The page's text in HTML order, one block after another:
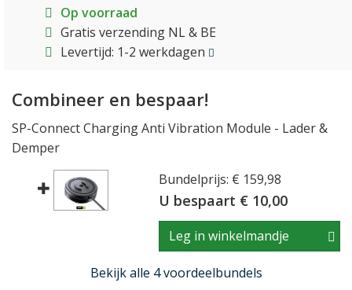
Op voorraad
Gratis verzending NL & BE
Levertijd: 1-2 werkdagen
Combineer en bespaar!
SP-Connect Charging Anti Vibration Module - Lader &
Demper
Bundelprijs: € 159,98
U bespaart € 10,00
Leg in winkelmandje
Bekijk alle 4 voordeelbundels